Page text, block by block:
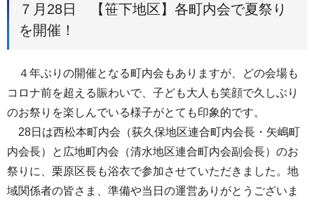
７月28日 【笹下地区】各町内会で夏祭り
を開催！
４年ぶりの開催となる町内会もありますが、どの会場も
コロナ前を超える賑わいで、子ども大人も笑顔で久しぶり
のお祭りを楽しんでいる様子がとても印象的です。
28日は西松本町内会（荻久保地区連合町内会長・矢嶋町
内会長）と広地町内会（清水地区連合町内会副会長）のお
祭りに、栗原区長も浴衣で参加させていただきました。地
域関係者の皆さま、準備や当日の運営ありがとうございま